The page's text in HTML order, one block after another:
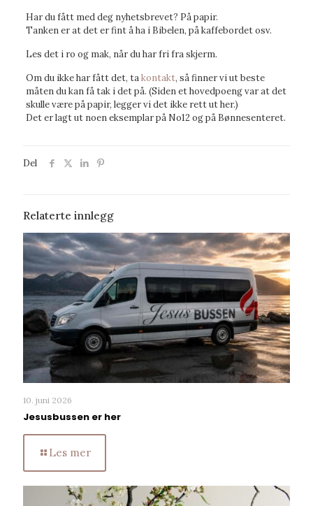
Har du fått med deg nyhetsbrevet? På papir.
Tanken er at det er fint å ha i Bibelen, på kaffebordet osv.
Les det i ro og mak, når du har fri fra skjerm.
Om du ikke har fått det, takontakt, så finner vi ut beste
måten du kan få tak i det på. (Siden et hovedpoeng var at det
skulle være på papir, legger vi det ikke rett ut her.)
Det er lagt ut noen eksemplar på No12 og på Bønnesenteret.
Del
Relaterte innlegg
10. juni 2026
Jesusbussen er her
Les mer